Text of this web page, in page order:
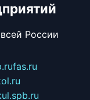
России
fas.ru